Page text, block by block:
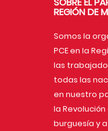
REGIÓN DE
Somos la
PCE en la
las
todas las
en nuestro
la
burguesía y